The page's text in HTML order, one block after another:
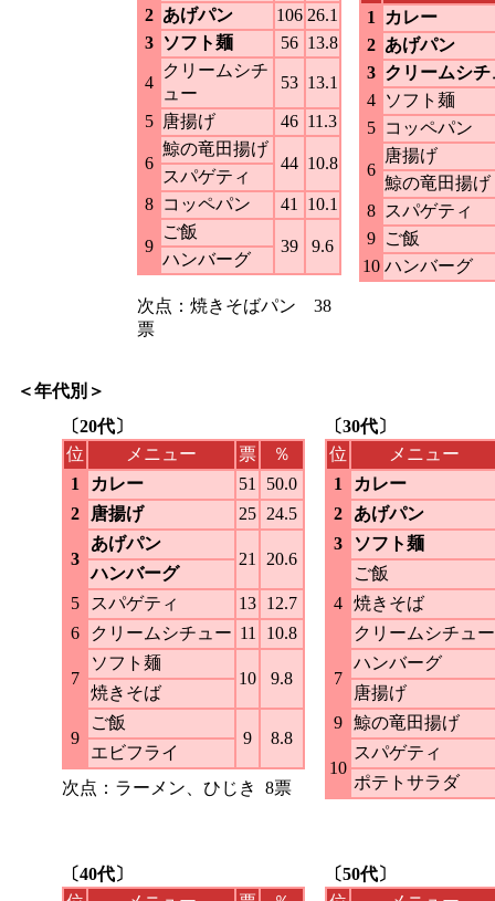
2 あげパン 106 26.1
3
ソフト麺 56 13.8
4
クリームシチ
ュー
53 13.1
5 唐揚げ 46 11.3
6
鯨の竜田揚げ
44 10.8
スパゲティ
8
コッペパン 41 10.1
9
ご飯
39 9.6
ハンバーグ
次点：焼きそばパン 38
票
1
カレー
2 あげパン
3 クリームシチ
4
ソフト麺
5
コッペパン
6
唐揚げ
鯨の竜田揚げ
8
スパゲティ
9
ご飯
10 ハンバーグ
＜年代別＞
〔20代〕
位
メニュー 票
％
1
カレー 51
50.0
2
唐揚げ 25 24.5
3
あげパン
21
20.6
ハンバーグ
5
スパゲティ 13 12.7
6
クリームシチュー 11 10.8
7
ソフト麺
10
9.8
焼きそば
9
ご飯
9
8.8
エビフライ
〔30代〕
位
メニュー
1
カレー
2
あげパン
3
ソフト麺
4
ご飯
焼きそば
クリームシチュー
7
ハンバーグ
唐揚げ
9 鯨の竜田揚げ
10
スパゲティ
ポテトサラダ
次点：ラーメン、ひじき 8票
〔40代〕
〔50代〕